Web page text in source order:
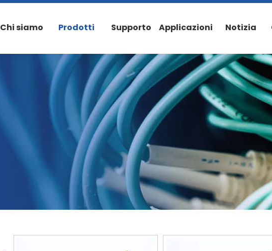
Chi siamo Prodotti Supporto Applicazioni Notizia